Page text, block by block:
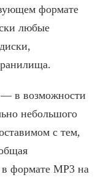
формате
любые
— в возможности
небольшого
с тем,
формате MP3 на